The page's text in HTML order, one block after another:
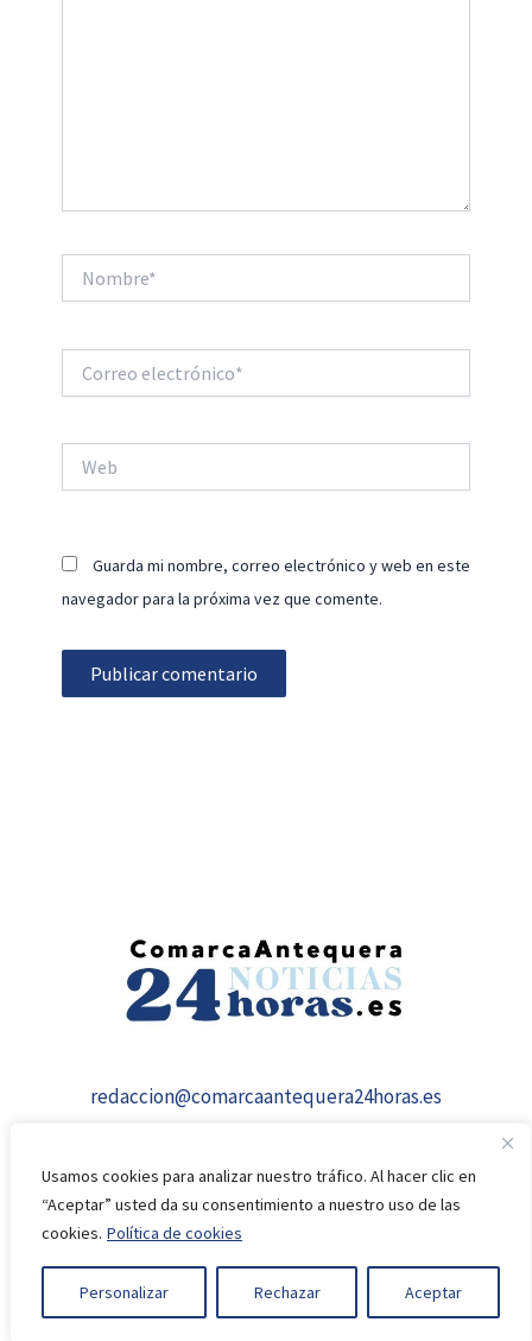
Usamos cookies para analizar nuestro tráfico. Al hacer clic en
“Aceptar” usted da su consentimiento a nuestro uso de las
cookies. Política de cookies
Personalizar Rechazar Aceptar
electrónico*
Guarda mi nombre, correo electrónico y web en este
navegador para la próxima vez que comente.
redaccion@comarcaantequera24horas.es
© 2026 comarcaantequera24horas.es